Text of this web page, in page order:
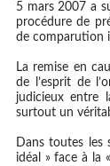
5 mars 2007 a
procédure de
de comparution
La remise en
de l’esprit de
judicieux entre
surtout un
Dans toutes les
idéal » face à la